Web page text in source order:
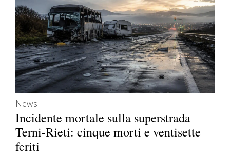
News
Incidente mortale sulla superstrada
Terni-Rieti: cinque morti e ventisette
feriti